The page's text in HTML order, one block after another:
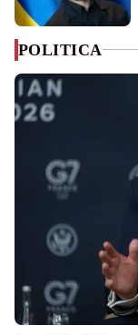
POLITICA